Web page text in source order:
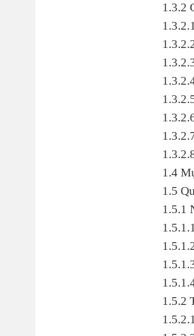
1.3.2
1.4
1.5
1.5.1
1.5.2